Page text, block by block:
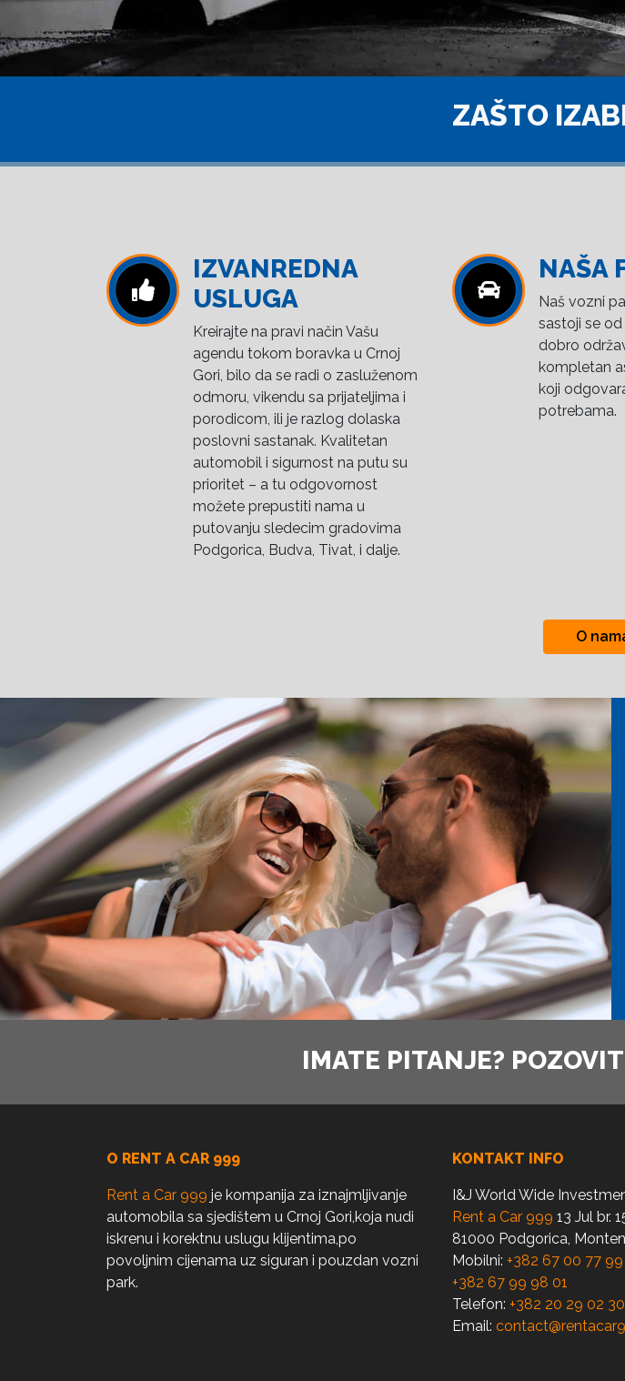
ZAŠTO
IZVANREDNA
USLUGA
Kreirajte na pravi način Vašu
agendu tokom boravka u Crnoj
Gori, bilo da se radi o zasluženom
odmoru, vikendu sa prijateljima i
porodicom, ili je razlog dolaska
poslovni sastanak. Kvalitetan
automobil i sigurnost na putu su
prioritet – a tu odgovornost
možete prepustiti nama u
putovanju sledecim gradovima
Podgorica, Budva, Tivat, i dalje.
NAŠA
Naš vozni
sastoji se
dobro
kompletan
koji
potrebama.
O
IMATE PITANJE?
O RENT A CAR 999
Rent a Car 999 je kompanija za iznajmljivanje
automobila sa sjedištem u Crnoj Gori,koja nudi
iskrenu i korektnu uslugu klijentima,po
povoljnim cijenama uz siguran i pouzdan vozni
park.
KONTAKT INFO
I&J World Wide
Rent a Car 999 13 Jul br.
81000 Podgorica,
Mobilni: +382 67 00 77 99
+382 67 99 98 01
Telefon: +382 20 29 02 30
Email: